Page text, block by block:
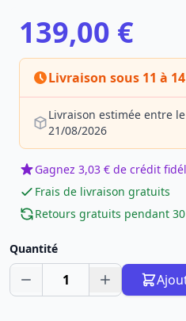
139,00 €
Livraison sous 11 à
Livraison estimée entre
21/08/2026
Gagnez 3,03 € de crédit
Frais de livraison gratuits
Retours gratuits pendant
Quantité
1